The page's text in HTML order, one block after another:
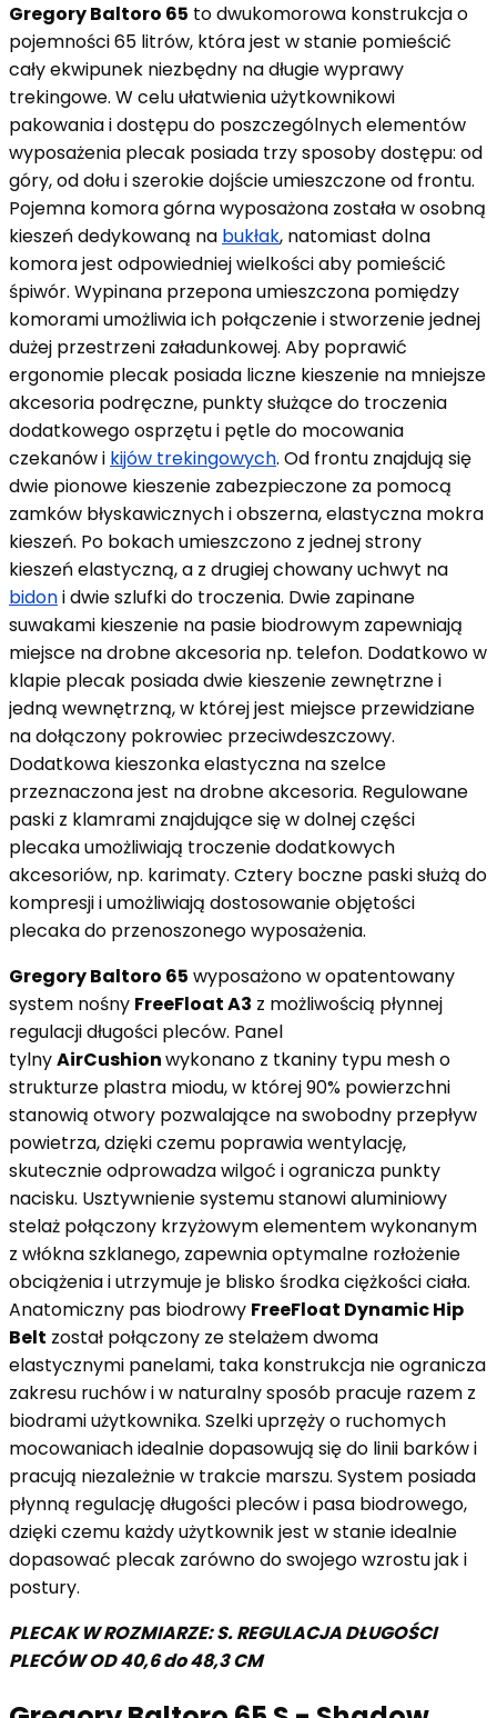
Gregory Baltoro 65 to dwukomorowa konstrukcja o
pojemności 65 litrów, która jest w stanie pomieścić
cały ekwipunek niezbędny na długie wyprawy
trekingowe. W celu ułatwienia użytkownikowi
pakowania i dostępu do poszczególnych elementów
wyposażenia plecak posiada trzy sposoby dostępu: od
góry, od dołu i szerokie dojście umieszczone od frontu.
Pojemna komora górna wyposażona została w osobną
kieszeń dedykowaną na bukłak, natomiast dolna
komora jest odpowiedniej wielkości aby pomieścić
śpiwór. Wypinana przepona umieszczona pomiędzy
komorami umożliwia ich połączenie i stworzenie jednej
dużej przestrzeni załadunkowej. Aby poprawić
ergonomie plecak posiada liczne kieszenie na mniejsze
akcesoria podręczne, punkty służące do troczenia
dodatkowego osprzętu i pętle do mocowania
czekanów i kijów trekingowych. Od frontu znajdują się
dwie pionowe kieszenie zabezpieczone za pomocą
zamków błyskawicznych i obszerna, elastyczna mokra
kieszeń. Po bokach umieszczono z jednej strony
kieszeń elastyczną, a z drugiej chowany uchwyt na
bidoni dwie szlufki do troczenia. Dwie zapinane
suwakami kieszenie na pasie biodrowym zapewniają
miejsce na drobne akcesoria np. telefon. Dodatkowo w
klapie plecak posiada dwie kieszenie zewnętrzne i
jedną wewnętrzną, w której jest miejsce przewidziane
na dołączony pokrowiec przeciwdeszczowy.
Dodatkowa kieszonka elastyczna na szelce
przeznaczona jest na drobne akcesoria. Regulowane
paski z klamrami znajdujące się w dolnej części
plecaka umożliwiają troczenie dodatkowych
akcesoriów, np. karimaty. Cztery boczne paski służą do
kompresji i umożliwiają dostosowanie objętości
plecaka do przenoszonego wyposażenia.
Gregory Baltoro 65 wyposażono w opatentowany
system nośny FreeFloat A3 z możliwością płynnej
regulacji długości pleców. Panel
tylnyAirCushionwykonano z tkaniny typu mesh o
strukturze plastra miodu, w której 90% powierzchni
stanowią otwory pozwalające na swobodny przepływ
powietrza, dzięki czemu poprawia wentylację,
skutecznie odprowadza wilgoć i ogranicza punkty
nacisku. Usztywnienie systemu stanowi aluminiowy
stelaż połączony krzyżowym elementem wykonanym
z włókna szklanego, zapewnia optymalne rozłożenie
obciążenia i utrzymuje je blisko środka ciężkości ciała.
Anatomiczny pas biodrowy FreeFloat Dynamic Hip
Belt został połączony ze stelażem dwoma
elastycznymi panelami, taka konstrukcja nie ogranicza
zakresu ruchów i w naturalny sposób pracuje razem z
biodrami użytkownika. Szelki uprzęży o ruchomych
mocowaniach idealnie dopasowują się do linii barków i
pracują niezależnie w trakcie marszu. System posiada
płynną regulację długości pleców i pasa biodrowego,
dzięki czemu każdy użytkownik jest w stanie idealnie
dopasować plecak zarówno do swojego wzrostu jak i
postury.
PLECAK W ROZMIARZE: S.REGULACJA DŁUGOŚCI
PLECÓW OD40,6do 48,3 CM